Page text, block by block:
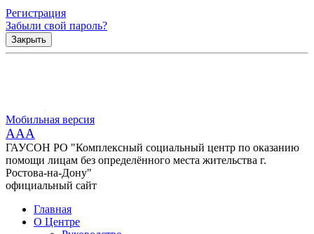
Регистрация
Забыли свой пароль?
Закрыть
Мобильная версия
AAA
ГАУСОН РО "Комплексный социальный центр по оказанию
помощи лицам без определённого места жительства г.
Ростова-на-Дону"
официальный сайт
Главная
О Центре